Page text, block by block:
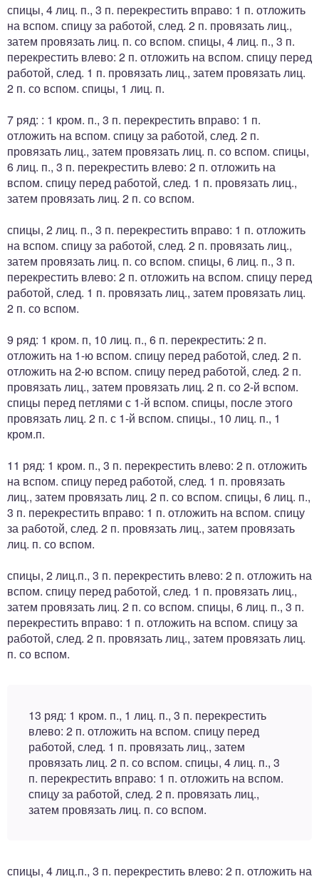
спицы, 4 лиц. п., 3 п. перекрестить вправо: 1 п. отложить
на вспом. спицу за работой, след. 2 п. провязать лиц.,
затем провязать лиц. п. со вспом. спицы, 4 лиц. п., 3 п.
перекрестить влево: 2 п. отложить на вспом. спицу перед
работой, след. 1 п. провязать лиц., затем провязать лиц.
2 п. со вспом. спицы, 1 лиц. п.
7 ряд: : 1 кром. п., 3 п. перекрестить вправо: 1 п.
отложить на вспом. спицу за работой, след. 2 п.
провязать лиц., затем провязать лиц. п. со вспом. спицы,
6 лиц. п., 3 п. перекрестить влево: 2 п. отложить на
вспом. спицу перед работой, след. 1 п. провязать лиц.,
затем провязать лиц. 2 п. со вспом.
спицы, 2 лиц. п., 3 п. перекрестить вправо: 1 п. отложить
на вспом. спицу за работой, след. 2 п. провязать лиц.,
затем провязать лиц. п. со вспом. спицы, 6 лиц. п., 3 п.
перекрестить влево: 2 п. отложить на вспом. спицу перед
работой, след. 1 п. провязать лиц., затем провязать лиц.
2 п. со вспом.
9 ряд: 1 кром. п, 10 лиц. п., 6 п. перекрестить: 2 п.
отложить на 1-ю вспом. спицу перед работой, след. 2 п.
отложить на 2-ю вспом. спицу перед работой, след. 2 п.
провязать лиц., затем провязать лиц. 2 п. со 2-й вспом.
спицы перед петлями с 1-й вспом. спицы, после этого
провязать лиц. 2 п. с 1-й вспом. спицы., 10 лиц. п., 1
кром.п.
11 ряд: 1 кром. п., 3 п. перекрестить влево: 2 п. отложить
на вспом. спицу перед работой, след. 1 п. провязать
лиц., затем провязать лиц. 2 п. со вспом. спицы, 6 лиц. п.,
3 п. перекрестить вправо: 1 п. отложить на вспом. спицу
за работой, след. 2 п. провязать лиц., затем провязать
лиц. п. со вспом.
спицы, 2 лиц.п., 3 п. перекрестить влево: 2 п. отложить на
вспом. спицу перед работой, след. 1 п. провязать лиц.,
затем провязать лиц. 2 п. со вспом. спицы, 6 лиц. п., 3 п.
перекрестить вправо: 1 п. отложить на вспом. спицу за
работой, след. 2 п. провязать лиц., затем провязать лиц.
п. со вспом.
13 ряд: 1 кром. п., 1 лиц. п., 3 п. перекрестить
влево: 2 п. отложить на вспом. спицу перед
работой, след. 1 п. провязать лиц., затем
провязать лиц. 2 п. со вспом. спицы, 4 лиц. п., 3
п. перекрестить вправо: 1 п. отложить на вспом.
спицу за работой, след. 2 п. провязать лиц.,
затем провязать лиц. п. со вспом.
спицы, 4 лиц.п., 3 п. перекрестить влево: 2 п. отложить на